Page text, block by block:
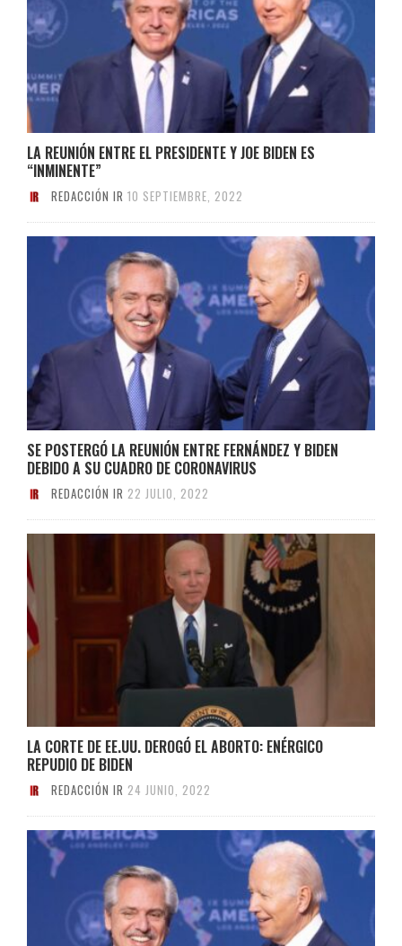
LA REUNIÓN ENTRE EL PRESIDENTE Y JOE BIDEN ES
“INMINENTE”
REDACCIÓN IR 10 SEPTIEMBRE, 2022
SE POSTERGÓ LA REUNIÓN ENTRE FERNÁNDEZ Y BIDEN
DEBIDO A SU CUADRO DE CORONAVIRUS
REDACCIÓN IR 22 JULIO, 2022
LA CORTE DE EE.UU. DEROGÓ EL ABORTO: ENÉRGICO
REPUDIO DE BIDEN
REDACCIÓN IR 24 JUNIO, 2022